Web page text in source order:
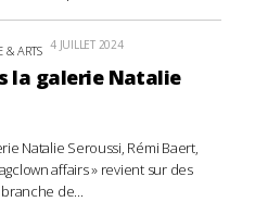
& ARTS 4 JUILLET 2024
la galerie Natalie
Natalie Seroussi, Rémi Baert,
affairs » revient sur des
de...